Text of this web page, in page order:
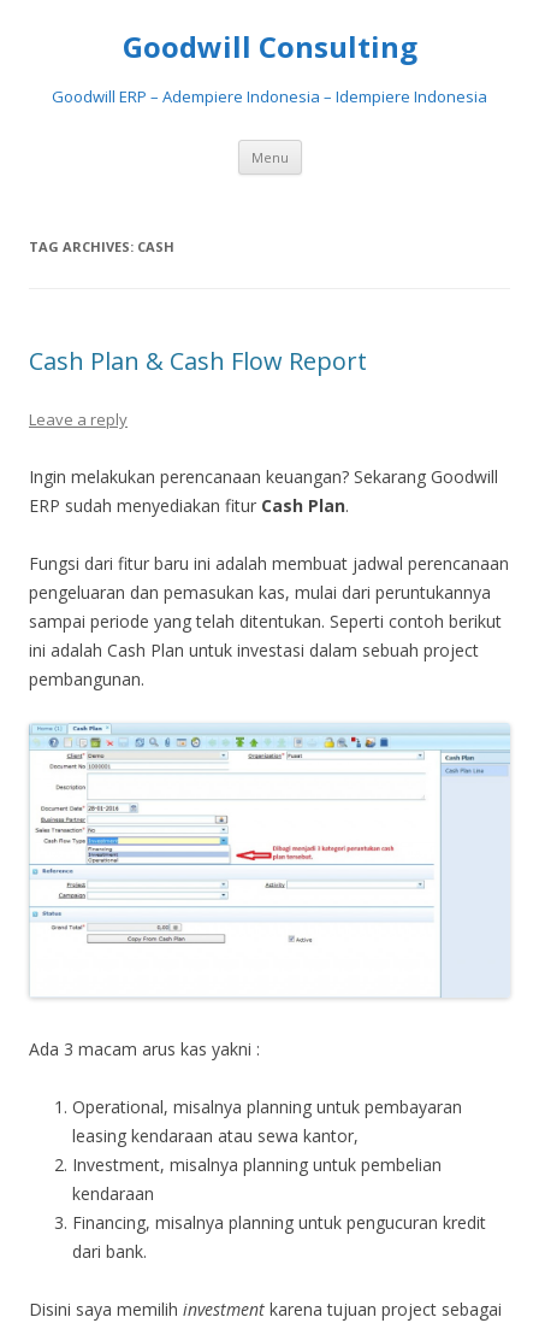
Goodwill Consulting
Goodwill ERP – Adempiere Indonesia – Idempiere Indonesia
Menu Skip to content
TAG ARCHIVES: CASH
Cash Plan & Cash Flow Report
Leave a reply
Ingin melakukan perencanaan keuangan? Sekarang Goodwill
ERP sudah menyediakan fitur Cash Plan.
Fungsi dari fitur baru ini adalah membuat jadwal perencanaan
pengeluaran dan pemasukan kas, mulai dari peruntukannya
sampai periode yang telah ditentukan. Seperti contoh berikut
ini adalah Cash Plan untuk investasi dalam sebuah project
pembangunan.
Ada 3 macam arus kas yakni :
Operational, misalnya planning untuk pembayaran
leasing kendaraan atau sewa kantor,
Investment, misalnya planning untuk pembelian
kendaraan
Financing, misalnya planning untuk pengucuran kredit
dari bank.
Disini saya memilih investment karena tujuan project sebagai